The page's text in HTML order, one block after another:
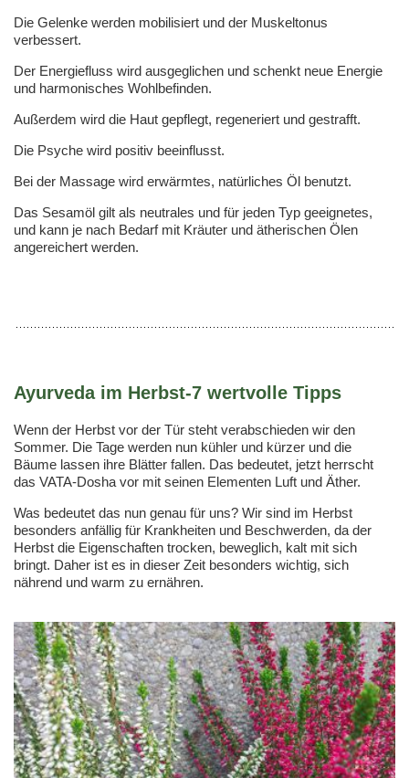
Die Gelenke werden mobilisiert und der Muskeltonus
verbessert.
Der Energiefluss wird ausgeglichen und schenkt neue Energie
und harmonisches Wohlbefinden.
Außerdem wird die Haut gepflegt, regeneriert und gestrafft.
Die Psyche wird positiv beeinflusst.
Bei der Massage wird erwärmtes, natürliches Öl benutzt.
Das Sesamöl gilt als neutrales und für jeden Typ geeignetes,
und kann je nach Bedarf mit Kräuter und ätherischen Ölen
angereichert werden.
Ayurveda im Herbst-7 wertvolle Tipps
Wenn der Herbst vor der Tür steht verabschieden wir den
Sommer. Die Tage werden nun kühler und kürzer und die
Bäume lassen ihre Blätter fallen. Das bedeutet, jetzt herrscht
das VATA-Dosha vor mit seinen Elementen Luft und Äther.
Was bedeutet das nun genau für uns? Wir sind im Herbst
besonders anfällig für Krankheiten und Beschwerden, da der
Herbst die Eigenschaften trocken, beweglich, kalt mit sich
bringt. Daher ist es in dieser Zeit besonders wichtig, sich
nährend und warm zu ernähren.